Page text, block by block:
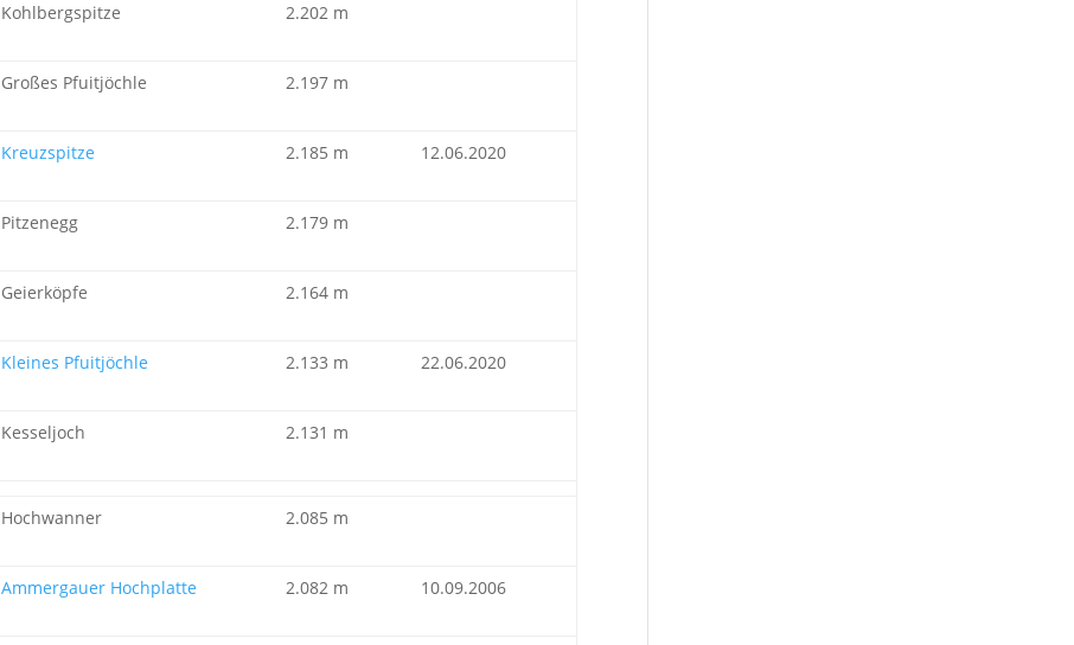
Kohlbergspitze 2.202 m
Großes Pfuitjöchle 2.197 m
Kreuzspitze 2.185 m 12.06.2020
Pitzenegg 2.179 m
Geierköpfe 2.164 m
Kleines Pfuitjöchle 2.133 m 22.06.2020
Kesseljoch 2.131 m
Hochwanner 2.085 m
Ammergauer Hochplatte 2.082 m 10.09.2006